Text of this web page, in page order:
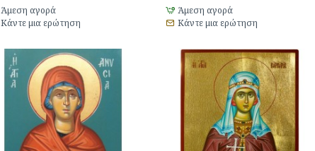
Άμεση αγορά
Κάντε μια ερώτηση
Άμεση αγορά
Κάντε μια ερώτηση